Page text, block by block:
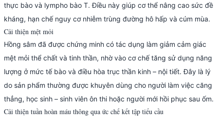
thực bào và lympho bào T. Điều này giúp cơ thể nâng cao sức đề
kháng, hạn chế nguy cơ nhiễm trùng đường hô hấp và cúm mùa.
Cải thiện mệt mỏi
Hồng sâm đã được chứng minh có tác dụng làm giảm cảm giác
mệt mỏi thể chất và tinh thần, nhờ vào cơ chế tăng sử dụng năng
lượng ở mức tế bào và điều hòa trục thần kinh – nội tiết. Đây là lý
do sản phẩm thường được khuyên dùng cho người làm việc căng
thẳng, học sinh – sinh viên ôn thi hoặc người mới hồi phục sau ốm.
Cải thiện tuần hoàn máu thông qua ức chế kết tập tiểu cầu